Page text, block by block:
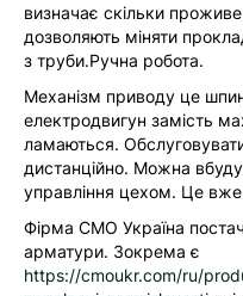
визначає скільки
дозволяють міняти
з труби.Ручна робота.
Механізм приводу це
електродвигун замість
ламаються.
дистанційно. Можна
управління цехом. Це вже
Фірма CMO Україна
арматури. Зокрема є
https://cmoukr.com/ru/